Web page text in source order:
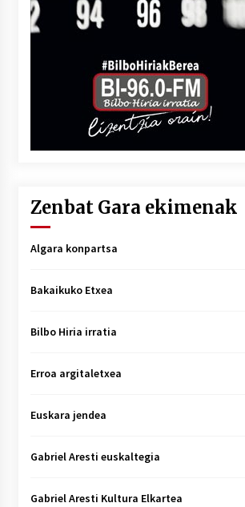
Zenbat Gara ekimenak
Algara konpartsa
Bakaikuko Etxea
Bilbo Hiria irratia
Erroa argitaletxea
Euskara jendea
Gabriel Aresti euskaltegia
Gabriel Aresti Kultura Elkartea